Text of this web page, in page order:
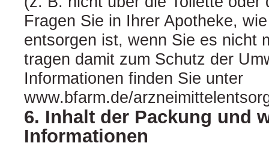
Fragen Sie in Ihrer Apotheke,
entsorgen ist, wenn Sie es nicht
tragen damit zum Schutz der
Informationen finden Sie unter
www.bfarm.de/
6. Inhalt der Packung und
Informationen